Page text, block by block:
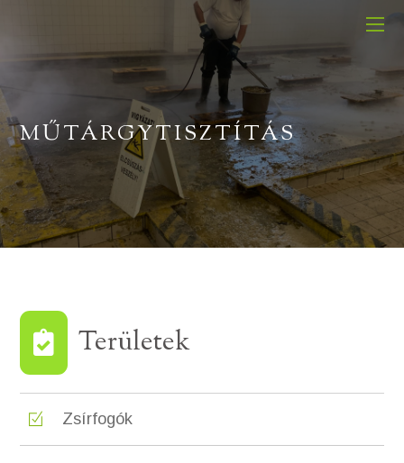
MŰTÁRGYTISZTÍTÁS
Területek
Zsírfogók